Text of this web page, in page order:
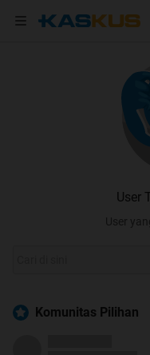
User
User
Komunitas Pilihan